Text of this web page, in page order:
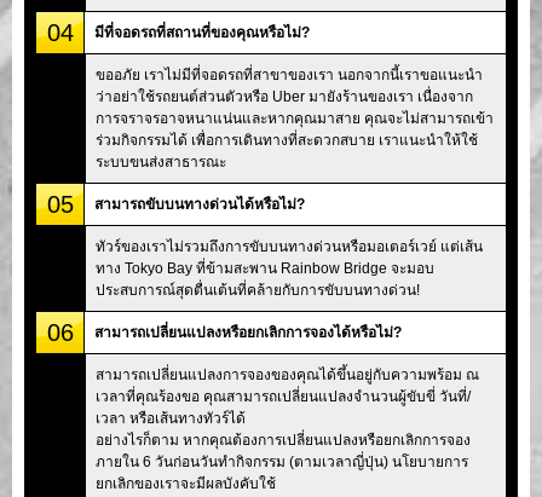
04 มีที่จอดรถที่สถานที่ของคุณหรือไม่?
ขออภัย เราไม่มีที่จอดรถที่สาขาของเรา นอกจากนี้เราขอแนะนำ
ว่าอย่าใช้รถยนต์ส่วนตัวหรือ Uber มายังร้านของเรา เนื่องจาก
การจราจรอาจหนาแน่นและหากคุณมาสาย คุณจะไม่สามารถเข้า
ร่วมกิจกรรมได้ เพื่อการเดินทางที่สะดวกสบาย เราแนะนำให้ใช้
ระบบขนส่งสาธารณะ
05 สามารถขับบนทางด่วนได้หรือไม่?
ทัวร์ของเราไม่รวมถึงการขับบนทางด่วนหรือมอเตอร์เวย์ แต่เส้น
ทาง Tokyo Bay ที่ข้ามสะพาน Rainbow Bridge จะมอบ
ประสบการณ์สุดตื่นเต้นที่คล้ายกับการขับบนทางด่วน!
06 สามารถเปลี่ยนแปลงหรือยกเลิกการจองได้หรือไม่?
สามารถเปลี่ยนแปลงการจองของคุณได้ขึ้นอยู่กับความพร้อม ณ
เวลาที่คุณร้องขอ คุณสามารถเปลี่ยนแปลงจำนวนผู้ขับขี่ วันที่/
เวลา หรือเส้นทางทัวร์ได้
อย่างไรก็ตาม หากคุณต้องการเปลี่ยนแปลงหรือยกเลิกการจอง
ภายใน 6 วันก่อนวันทำกิจกรรม (ตามเวลาญี่ปุ่น) นโยบายการ
ยกเลิกของเราจะมีผลบังคับใช้